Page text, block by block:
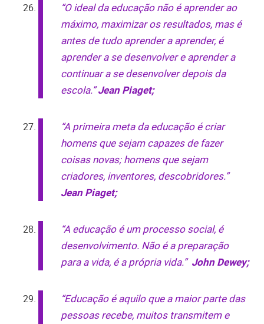
“O ideal da educação não é aprender ao
máximo, maximizar os resultados, mas é
antes de tudo aprender a aprender, é
aprender a se desenvolver e aprender a
continuar a se desenvolver depois da
escola.”Jean Piaget;
“A primeira meta da educação é criar
homens que sejam capazes de fazer
coisas novas; homens que sejam
criadores, inventores, descobridores.”
Jean Piaget;
“A educação é um processo social, é
desenvolvimento. Não é a preparação
para a vida, é a própria vida.” John Dewey;
“Educação é aquilo que a maior parte das
pessoas recebe, muitos transmitem e